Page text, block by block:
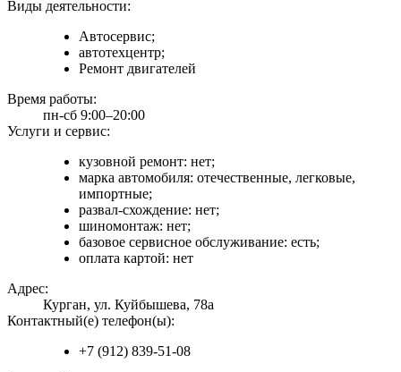
Виды деятельности:
Автосервис;
автотехцентр;
Ремонт двигателей
Время работы:
пн-сб 9:00–20:00
Услуги и сервис:
кузовной ремонт: нет;
марка автомобиля: отечественные, легковые,
импортные;
развал-схождение: нет;
шиномонтаж: нет;
базовое сервисное обслуживание: есть;
оплата картой: нет
Адрес:
Курган, ул. Куйбышева, 78а
Контактный(е) телефон(ы):
+7 (912) 839-51-08